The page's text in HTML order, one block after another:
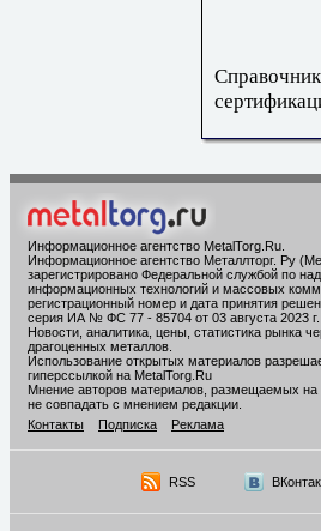
Информационное агентство MetalTorg.Ru
Информационное агентство Металлторг. Ру
зарегистрировано Федеральной службой по
информационных технологий и массовых
регистрационный номер и дата принятия
серия ИА № ФС 77 - 85704 от 03 августа 2023 г.
Новости, аналитика, цены, статистика рынка
драгоценных металлов.
Использование открытых материалов
гиперссылкой на MetalTorg.Ru
Мнение авторов материалов, размещаемых на
не совпадать с мнением редакции.
Контакты
Подписка Реклама
RSS